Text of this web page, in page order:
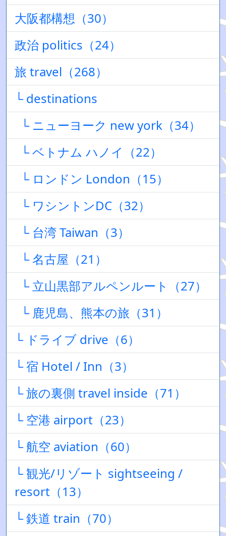
大阪都構想（30）
政治 politics（24）
旅 travel（268）
└ destinations
└ ニューヨーク new york（34）
└ ベトナム ハノイ（22）
└ ロンドン London（15）
└ ワシントンDC（32）
└ 台湾 Taiwan（3）
└ 名古屋（21）
└ 立山黒部アルペンルート（27）
└ 鹿児島、熊本の旅（31）
└ ドライブ drive（6）
└ 宿 Hotel / Inn（3）
└ 旅の裏側 travel inside（71）
└ 空港 airport（23）
└ 航空 aviation（60）
└ 観光/リゾート sightseeing /
resort（13）
└ 鉄道 train（70）